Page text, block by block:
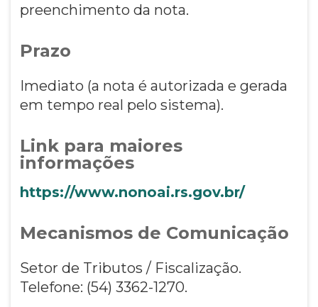
preenchimento da nota.
Prazo
Imediato (a nota é autorizada e gerada
em tempo real pelo sistema).
Link para maiores
informações
https://www.nonoai.rs.gov.br/
Mecanismos de Comunicação
Setor de Tributos / Fiscalização.
Telefone: (54) 3362-1270.